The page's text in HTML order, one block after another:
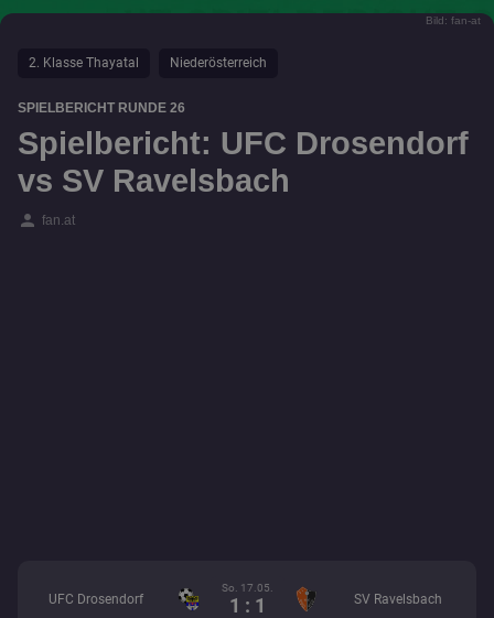
Bild: fan-at
2. Klasse Thayatal Niederösterreich
SPIELBERICHT RUNDE 26
Spielbericht: UFC Drosendorf
vs SV Ravelsbach
person fan.at
UFC Drosendorf
So. 17.05.
1 : 1 SV Ravelsbach